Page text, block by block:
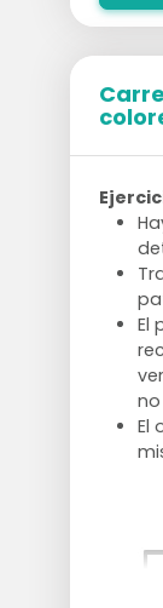
El
El